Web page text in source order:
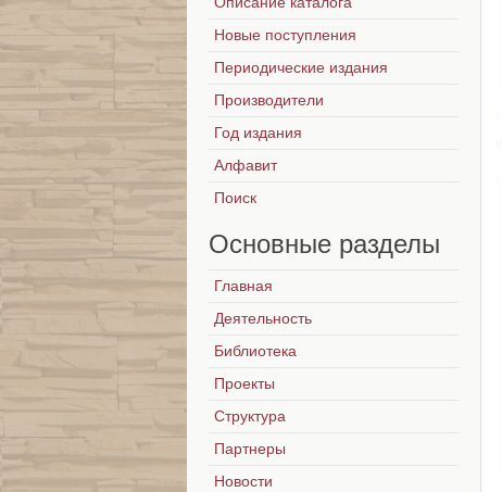
Новые поступления
Периодические издания
Производители
Год издания
Алфавит
Поиск
Основные разделы
Главная
Деятельность
Библиотека
Проекты
Структура
Партнеры
Новости